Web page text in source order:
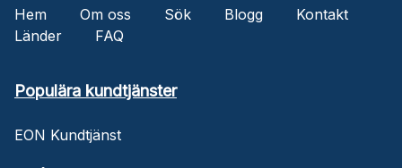
Hem Om oss Sök Blogg
Kontakt
Länder
FAQ
Populära kundtjänster
EON Kundtjänst